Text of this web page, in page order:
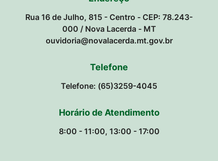
Rua 16 de Julho, 815 - Centro - CEP: 78.243-
000 / Nova Lacerda - MT
ouvidoria@novalacerda.mt.gov.br
Telefone
Telefone: (65)3259-4045
Horário de Atendimento
8:00 - 11:00, 13:00 - 17:00